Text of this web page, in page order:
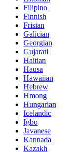
Filipino
Finnish
Frisian
Galician
Georgian
Gujarati
Haitian
Hausa
Hawaiian
Hebrew
Hmong
Hungarian
Icelandic
Igbo
Javanese
Kannada
Kazakh